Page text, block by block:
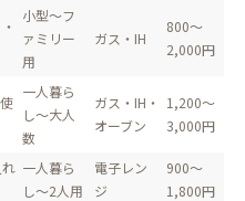
小型～フ
ァミリー
用
ガス・IH
800〜
2,000円
一人暮ら
し～大人
数
ガス・IH・
オーブン
1,200〜
3,000円
一人暮ら
し～2人用
電子レン
ジ
900〜
1,800円